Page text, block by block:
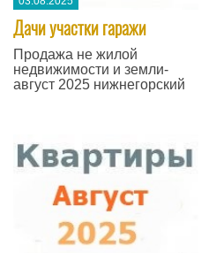
Дачи участки гаражи
Продажа не жилой
недвижимости и земли-
август 2025 нижнегорский